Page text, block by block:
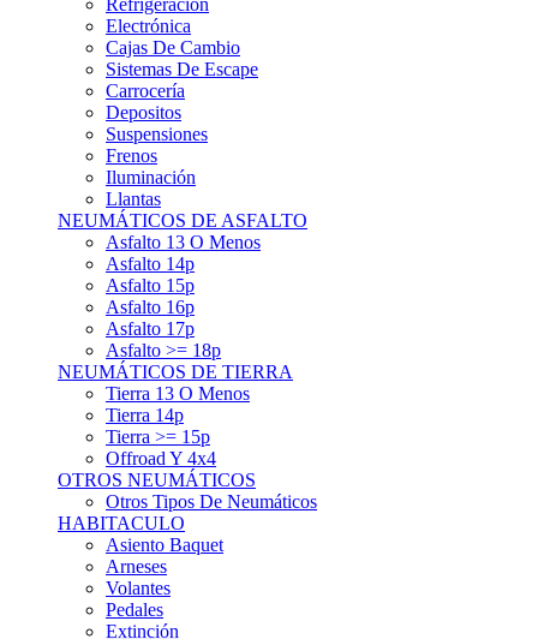
Cajas De Cambio
Sistemas De Escape
Carrocería
Depositos
Suspensiones
Frenos
Iluminación
Llantas
NEUMÁTICOS DE ASFALTO
Asfalto 13 O Menos
Asfalto 14p
Asfalto 15p
Asfalto 16p
Asfalto 17p
Asfalto >= 18p
NEUMÁTICOS DE TIERRA
Tierra 13 O Menos
Tierra 14p
Tierra >= 15p
Offroad Y 4x4
OTROS NEUMÁTICOS
Otros Tipos De Neumáticos
HABITACULO
Asiento Baquet
Arneses
Volantes
Pedales
Extinción
Resto De Accesorios